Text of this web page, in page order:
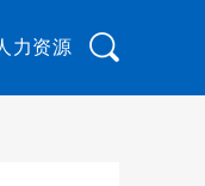
力资源